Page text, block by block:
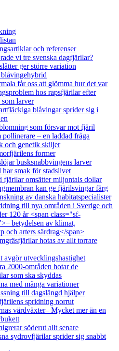
och referenser
vi tre svenska dagfjärilar?
ger större variation
får oss att glömma hur det var
hos rapsfjärilar efter
som larver
blåvingar sprider sig i
som försvar mot fjäril
pollinerare – en laddad fråga
och genetik skiljer
former
busksnabbvingens larver
smak för stadslivet
fjärilar omsätter miljontals dollar
kan ge fjärilsvingar färg
av danska habitatspecialister
till nya områden i Sverige och
120 år <span class="sf-
betydelsen av klimat,
och arters särdrag</span>
hotas av allt torrare
avgör utvecklingshastighet
2000-områden hotar de
som ska skyddas
med många variationer
till dagslängd hjälper
spridning norrut
värdväxter– Mycket mer än en
söderut allt senare
sydrovfjärilar sprider sig snabbt